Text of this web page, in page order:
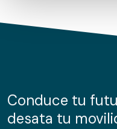
de cookies.
información sobre el
nuestros partners de
Conduce tu
desata tu